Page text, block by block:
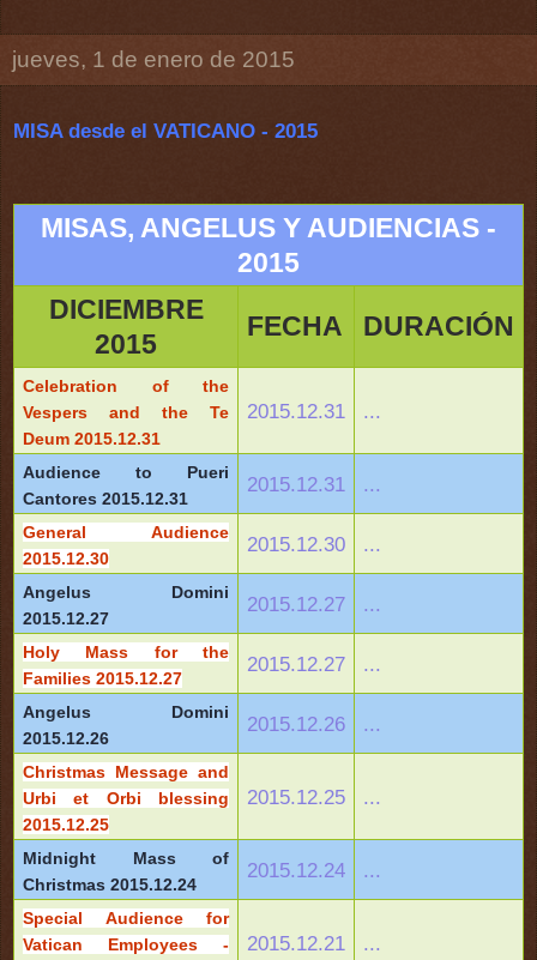
jueves, 1 de enero de 2015
MISA desde el VATICANO - 2015
MISAS, ANGELUS Y AUDIENCIAS -
2015
DICIEMBRE
2015
FECHA DURACIÓN
Celebration of the
Vespers and the Te
Deum 2015.12.31
2015.12.31 ...
Audience to Pueri
Cantores 2015.12.31
2015.12.31 ...
General Audience
2015.12.30
2015.12.30 ...
Angelus Domini
2015.12.27
2015.12.27 ...
Holy Mass for the
Families 2015.12.27
2015.12.27 ...
Angelus Domini
2015.12.26
2015.12.26 ...
Christmas Message and
Urbi et Orbi blessing
2015.12.25
2015.12.25 ...
Midnight Mass of
Christmas 2015.12.24
2015.12.24 ...
Special Audience for
Vatican Employees -
2015.12.21 ...